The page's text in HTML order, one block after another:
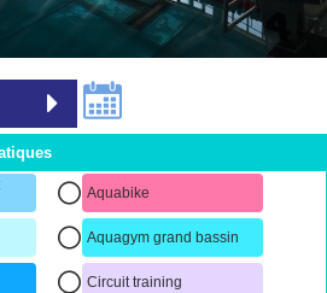
Aquabike
Aquagym grand bassin
Circuit training